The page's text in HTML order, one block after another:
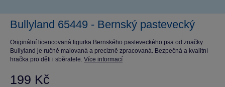
Bullyland 65449 - Bernský pastevecký
Originální licencovaná figurka Bernského pasteveckého psa od značky
Bullyland je ručně malovaná a precizně zpracovaná. Bezpečná a kvalitní
hračka pro děti i sběratele. Více informací
199 Kč